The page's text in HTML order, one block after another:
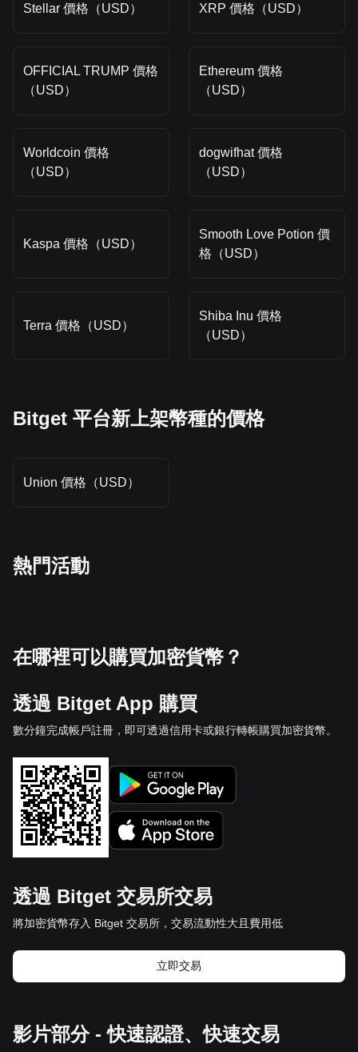
Stellar 價格（USD） XRP 價格（USD）
OFFICIAL TRUMP 價格
（USD）
Ethereum 價格
（USD）
Worldcoin 價格
（USD）
dogwifhat 價格
（USD）
Kaspa 價格（USD）
Smooth Love Potion 價
格（USD）
Terra 價格（USD）
Shiba Inu 價格
（USD）
Bitget 平台新上架幣種的價格
Union 價格（USD）
熱門活動
在哪裡可以購買加密貨幣？
透過 Bitget App 購買
數分鐘完成帳戶註冊，即可透過信用卡或銀行轉帳購買加密貨幣。
透過 Bitget 交易所交易
將加密貨幣存入 Bitget 交易所，交易流動性大且費用低
立即交易
影片部分 - 快速認證、快速交易